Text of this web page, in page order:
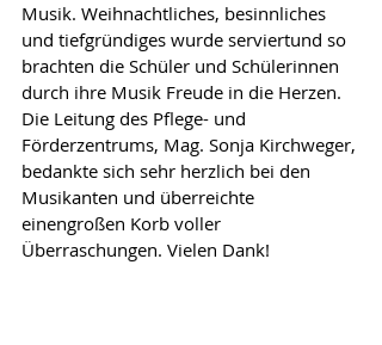
Musik. Weihnachtliches, besinnliches
und tiefgründiges wurde serviertund so
brachten die Schüler und Schülerinnen
durch ihre Musik Freude in die Herzen.
Die Leitung des Pflege- und
Förderzentrums, Mag. Sonja Kirchweger,
bedankte sich sehr herzlich bei den
Musikanten und überreichte
einengroßen Korb voller
Überraschungen. Vielen Dank!